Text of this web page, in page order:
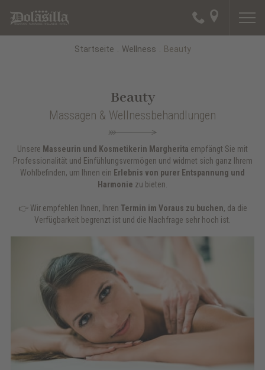
Startseite Wellness Beauty
Beauty
Massagen & Wellnessbehandlungen
Unsere Masseurin und Kosmetikerin Margherita empfängt Sie mit
Professionalität und Einfühlungsvermögen und widmet sich ganz Ihrem
Wohlbefinden, um Ihnen ein Erlebnis von purer Entspannung und
Harmonie zu bieten.
👉 Wir empfehlen Ihnen, Ihren Termin im Voraus zu buchen, da die
Verfügbarkeit begrenzt ist und die Nachfrage sehr hoch ist.